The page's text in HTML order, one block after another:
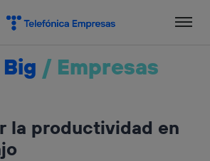
/ Empresas
la productividad en